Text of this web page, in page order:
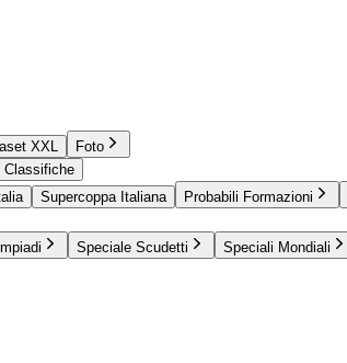
XXL
Foto
Classifiche
Supercoppa Italiana Probabili Formazioni
Speciale Scudetti Speciali Mondiali